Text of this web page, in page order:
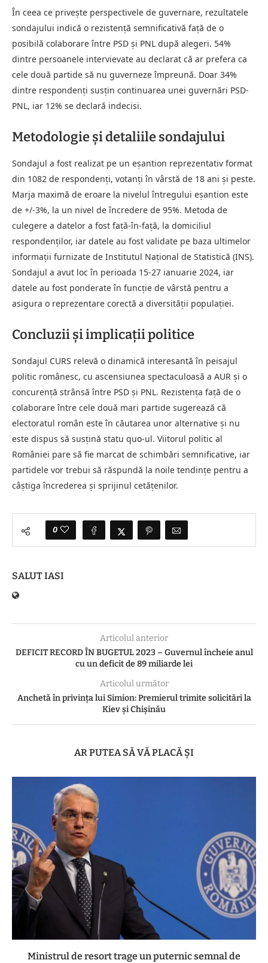
În ceea ce privește perspectivele de guvernare, rezultatele
sondajului indică o rezistență semnificativă față de o
posibilă colaborare între PSD și PNL după alegeri. 54%
dintre persoanele intervievate au declarat că ar prefera ca
cele două partide să nu guverneze împreună. Doar 34%
dintre respondenți susțin continuarea unei guvernări PSD-
PNL, iar 12% se declară indecisi.
Metodologie și detaliile sondajului
Sondajul a fost realizat pe un eșantion reprezentativ format
din 1082 de respondenți, votanți în vârstă de 18 ani și peste.
Marja maximă de eroare la nivelul întregului eșantion este
de +/-3%, la un nivel de încredere de 95%. Metoda de
culegere a datelor a fost față-în-față, la domiciliul
respondenților, iar datele au fost validate pe baza ultimelor
informații furnizate de Institutul Național de Statistică (INS).
Sondajul a avut loc în perioada 15-27 ianuarie 2024, iar
datele au fost ponderate în funcție de vârstă pentru a
asigura o reprezentare corectă a diversității populației.
Concluzii și implicații politice
Sondajul CURS relevă o dinamică interesantă în peisajul
politic românesc, cu ascensiunea spectaculoasă a AUR și o
concurență strânsă între PSD și PNL. Rezistența față de o
colaborare între cele două mari partide sugerează că
electoratul român este în căutarea unor alternative și nu
este dispus să susțină statu quo-ul. Viitorul politic al
României pare să fie marcat de schimbări semnificative, iar
partidele vor trebui să răspundă la noile tendințe pentru a
câștiga încrederea și sprijinul cetățenilor.
0
SALUT IASI
Articolul anterior
DEFICIT RECORD ÎN BUGETUL 2023 – Guvernul încheie anul
cu un deficit de 89 miliarde lei
Articolul următor
Anchetă în privința lui Simion: Premierul trimite solicitări la
Kiev și Chișinău
AR PUTEA SĂ VĂ PLACĂ ȘI
Ministrul de resort trage un puternic semnal de